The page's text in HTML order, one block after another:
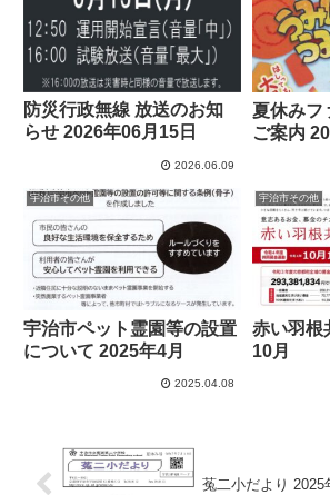
防災行政無線 放送のお知
らせ 2026年06月15日
2026.06.09
夏休みフ
ご案内
宇治市その他
宇治市ペット霊園等の設置
について 2025年4月
2025.04.08
宇治市その他
赤い羽根
10月
菟二小だより 2025